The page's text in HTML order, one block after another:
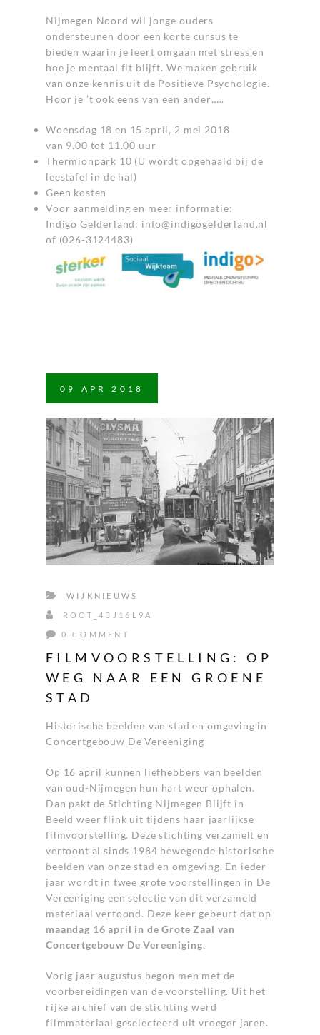
Nijmegen Noord wil jonge ouders
ondersteunen door een korte cursus te
bieden waarin je leert omgaan met stress en
hoe je mentaal fit blijft. We maken gebruik
van onze kennis uit de Positieve Psychologie.
Hoor je ’t ook eens van een ander…..
Woensdag 18 en 15 april, 2 mei 2018
van 9.00 tot 11.00 uur
Thermionpark 10 (U wordt opgehaald bij de
leestafel in de hal)
Geen kosten
Voor aanmelding en meer informatie:
Indigo Gelderland: info@indigogelderland.nl
of (026-3124483)
09 APR 2018
WIJKNIEUWS
ROOT_4BJ16L9A
0 COMMENT
FILMVOORSTELLING: OP
WEG NAAR EEN GROENE
STAD
Historische beelden van stad en omgeving in
Concertgebouw De Vereeniging
Op 16 april kunnen liefhebbers van beelden
van oud-Nijmegen hun hart weer ophalen.
Dan pakt de Stichting Nijmegen Blijft in
Beeldweer flink uit tijdens haar jaarlijkse
filmvoorstelling. Deze stichting verzamelt en
vertoont al sinds 1984 bewegende historische
beelden van onze stad en omgeving. En ieder
jaar wordt in twee grote voorstellingen in De
Vereeniging een selectie van dit verzameld
materiaal vertoond. Deze keer gebeurt dat op
maandag 16 april in de Grote Zaal van
Concertgebouw De Vereeniging.
Vorig jaar augustus begon men met de
voorbereidingen van de voorstelling. Uit het
rijke archief van de stichting werd
filmmateriaal geselecteerd uit vroeger jaren.